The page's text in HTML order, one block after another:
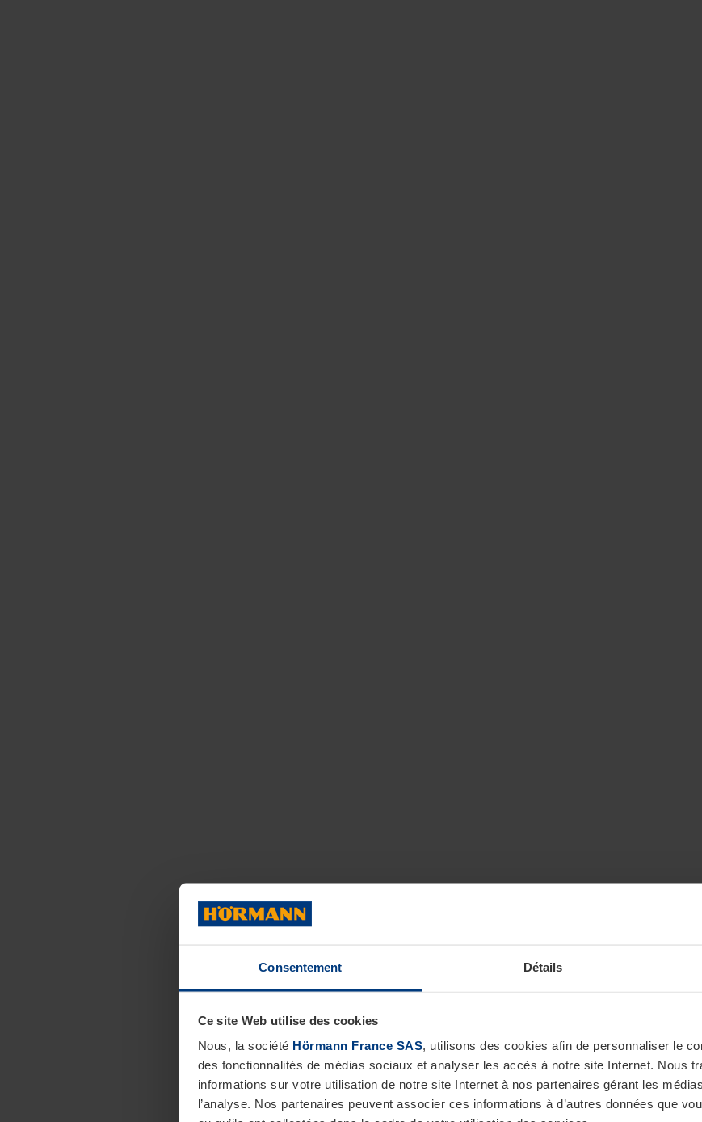
Consentement Détails
Ce site Web utilise des cookies
Nous, la société Hörmann France SAS, utilisons des cookies afin de personnaliser le
des fonctionnalités de médias sociaux et analyser les accès à notre site Internet. Nous
informations sur votre utilisation de notre site Internet à nos partenaires gérant les
l’analyse. Nos partenaires peuvent associer ces informations à d’autres données que